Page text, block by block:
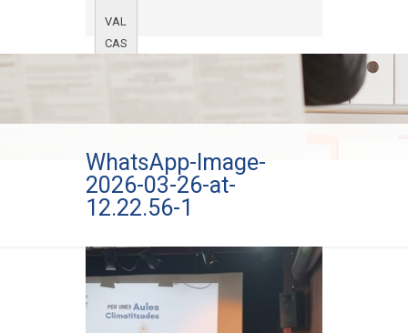
VAL
CAS
WhatsApp-Image-
2026-03-26-at-
12.22.56-1